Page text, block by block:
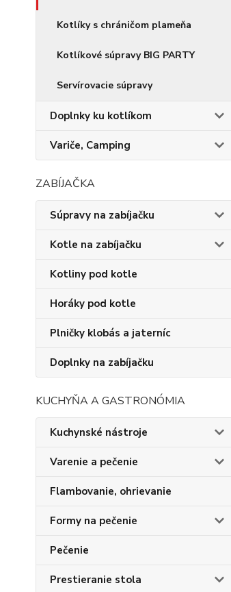
Kotlíky s chráničom plameňa
Kotlíkové súpravy BIG PARTY
Servírovacie súpravy
Doplnky ku kotlíkom
Variče, Camping
ZABÍJAČKA
Súpravy na zabíjačku
Kotle na zabíjačku
Kotliny pod kotle
Horáky pod kotle
Plničky klobás a jaterníc
Doplnky na zabíjačku
KUCHYŇA A GASTRONÓMIA
Kuchynské nástroje
Varenie a pečenie
Flambovanie, ohrievanie
Formy na pečenie
Pečenie
Prestieranie stola